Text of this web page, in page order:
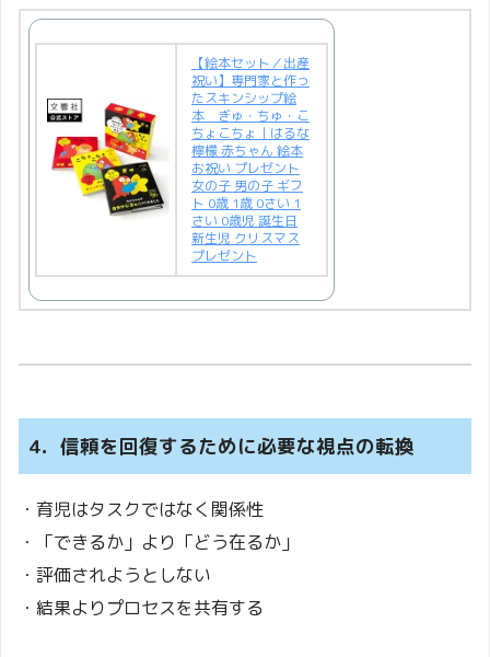
【絵本セット／出産
祝い】専門家と作っ
たスキンシップ絵
本 ぎゅ・ちゅ・こ
ちょこちょ｜はるな
檸檬 赤ちゃん 絵本
お祝い プレゼント
女の子 男の子 ギフ
ト 0歳 1歳 0さい 1
さい 0歳児 誕生日
新生児 クリスマス
プレゼント
4．信頼を回復するために必要な視点の転換
・育児はタスクではなく関係性
・「できるか」より「どう在るか」
・評価されようとしない
・結果よりプロセスを共有する